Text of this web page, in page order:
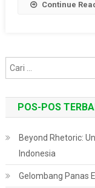
Continue
POS-POS
Beyond Rhetoric:
Indonesia
Gelombang Panas